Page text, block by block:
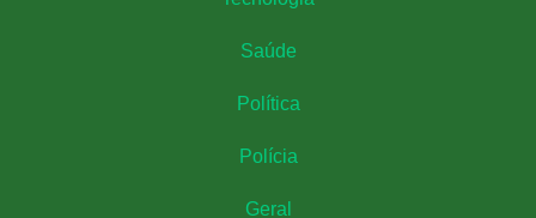
Saúde
Política
Polícia
Geral